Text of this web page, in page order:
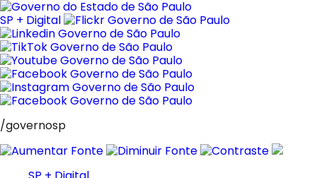
Pular
para
o
conteúdo
SP + Digital
/governosp